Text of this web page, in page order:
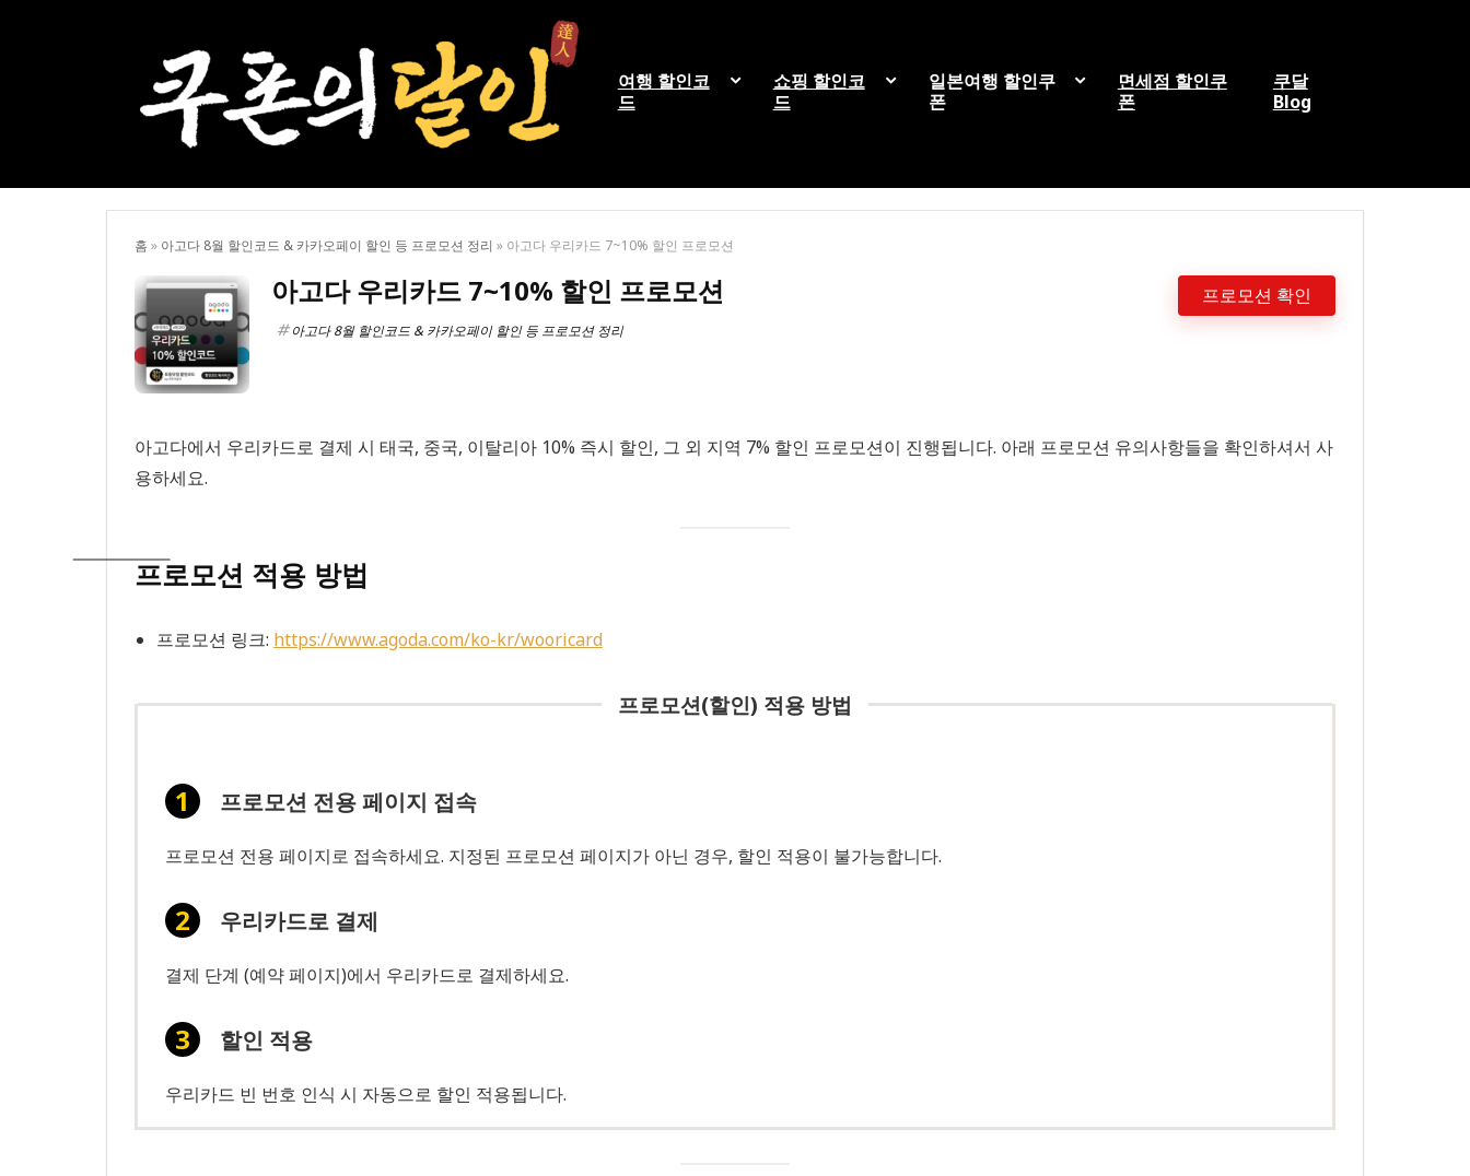
여행 할인코
드
쇼핑 할인코
드
일본여행 할인쿠
폰
면세점 할인쿠
폰
쿠달
Blog
홈 » 아고다 8월 할인코드 & 카카오페이 할인 등 프로모션 정리 » 아고다 우리카드 7~10% 할인 프로모션
아고다 우리카드 7~10% 할인 프로모션
아고다 8월 할인코드 & 카카오페이 할인 등 프로모션 정리
프로모션 확인
아고다에서 우리카드로 결제 시 태국, 중국, 이탈리아 10% 즉시 할인, 그 외 지역 7% 할인 프로모션이 진행됩니다. 아래 프로모션 유의사항들을 확인하셔서 사
용하세요.
프로모션 적용 방법
프로모션 링크: https://www.agoda.com/ko-kr/wooricard
프로모션(할인) 적용 방법
프로모션 전용 페이지 접속
프로모션 전용 페이지로 접속하세요. 지정된 프로모션 페이지가 아닌 경우, 할인 적용이 불가능합니다.
우리카드로 결제
결제 단계 (예약 페이지)에서 우리카드로 결제하세요.
할인 적용
우리카드 빈 번호 인식 시 자동으로 할인 적용됩니다.